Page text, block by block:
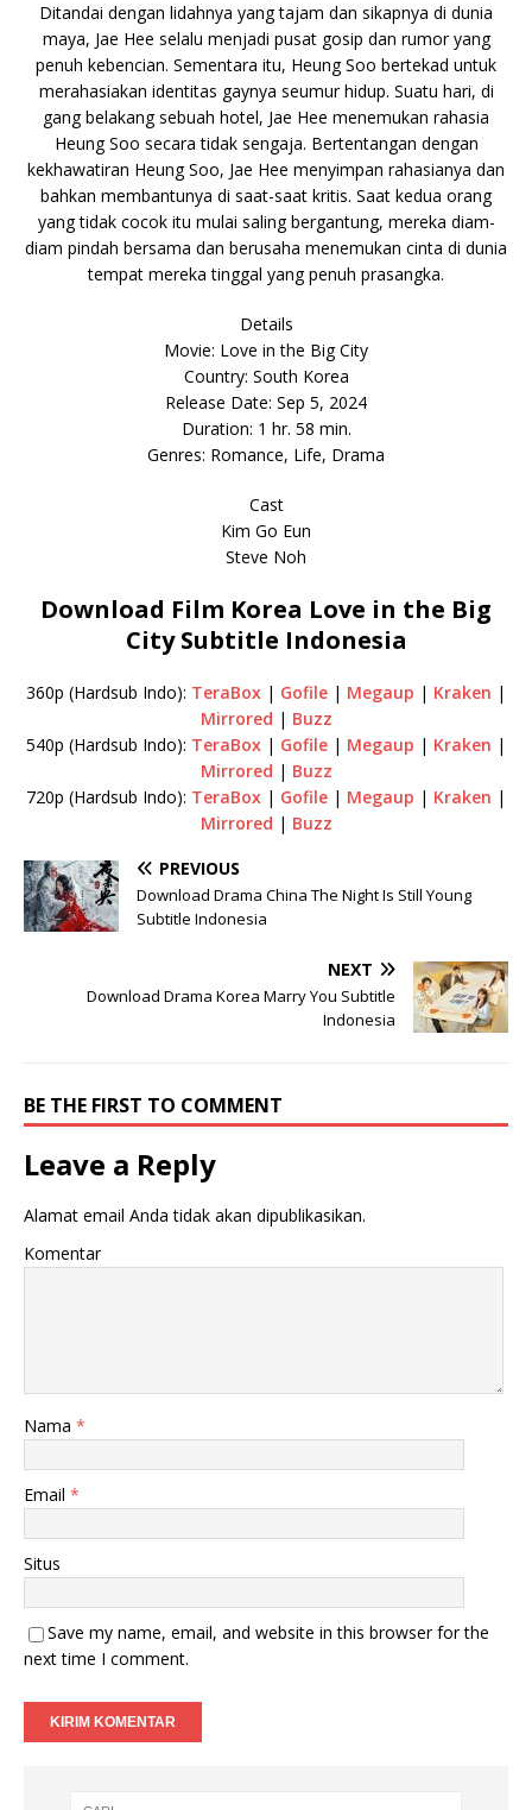
Ditandai dengan lidahnya yang tajam dan sikapnya di dunia
maya, Jae Hee selalu menjadi pusat gosip dan rumor yang
penuh kebencian. Sementara itu, Heung Soo bertekad untuk
merahasiakan identitas gaynya seumur hidup. Suatu hari, di
gang belakang sebuah hotel, Jae Hee menemukan rahasia
Heung Soo secara tidak sengaja. Bertentangan dengan
kekhawatiran Heung Soo, Jae Hee menyimpan rahasianya dan
bahkan membantunya di saat-saat kritis. Saat kedua orang
yang tidak cocok itu mulai saling bergantung, mereka diam-
diam pindah bersama dan berusaha menemukan cinta di dunia
tempat mereka tinggal yang penuh prasangka.
Details
Movie: Love in the Big City
Country: South Korea
Release Date: Sep 5, 2024
Duration: 1 hr. 58 min.
Genres: Romance, Life, Drama
Cast
Kim Go Eun
Steve Noh
Download Film Korea Love in the Big
City Subtitle Indonesia
360p (Hardsub Indo): TeraBox | Gofile | Megaup | Kraken |
Mirrored | Buzz
540p (Hardsub Indo): TeraBox | Gofile | Megaup | Kraken |
Mirrored | Buzz
720p (Hardsub Indo): TeraBox | Gofile | Megaup | Kraken |
Mirrored | Buzz
PREVIOUS
Download Drama China The Night Is Still Young
Subtitle Indonesia
NEXT
Download Drama Korea Marry You Subtitle
Indonesia
BE THE FIRST TO COMMENT
Leave a Reply
Alamat email Anda tidak akan dipublikasikan.
Komentar
Nama *
Email *
Situs
Save my name, email, and website in this browser for the
next time I comment.